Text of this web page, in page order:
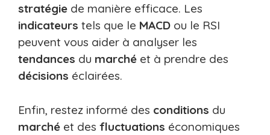
stratégie de manière efficace. Les
indicateurs tels que le MACD ou le RSI
peuvent vous aider à analyser les
tendances du marché et à prendre des
décisions éclairées.
Enfin, restez informé des conditions du
marché et des fluctuations économiques